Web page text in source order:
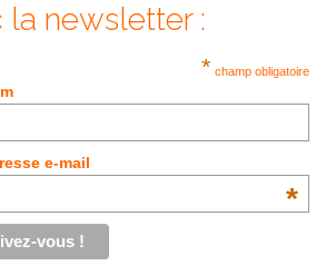
la newsletter :
* champ obligatoire
e-mail
*